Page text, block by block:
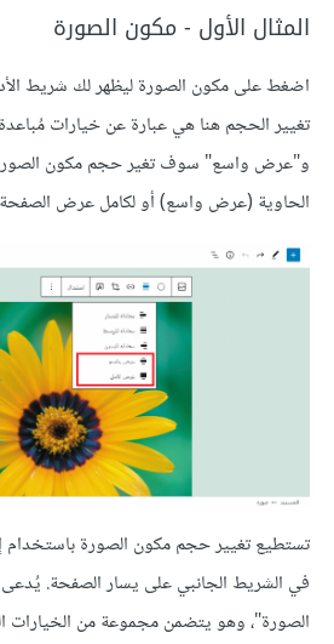
المثال الأول - مكون الصورة
اضغط على مكون الصورة ليظهر لك شريط
تغيير الحجم هنا هي عبارة عن خيارات
و"عرض واسع" سوف تغير حجم مكون
الحاوية (عرض واسع) أو لكامل عرض
تستطيع تغيير حجم مكون الصورة باستخدام
في الشريط الجانبي على يسار الصفحة.
الصورة"، وهو يتضمن مجموعة من الخيارات